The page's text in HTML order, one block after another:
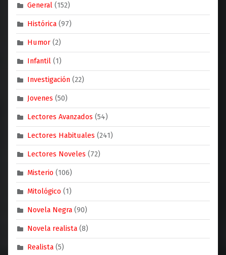
General (152)
Histórica (97)
Humor (2)
Infantil (1)
Investigación (22)
Jovenes (50)
Lectores Avanzados (54)
Lectores Habituales (241)
Lectores Noveles (72)
Misterio (106)
Mitológico (1)
Novela Negra (90)
Novela realista (8)
Realista (5)